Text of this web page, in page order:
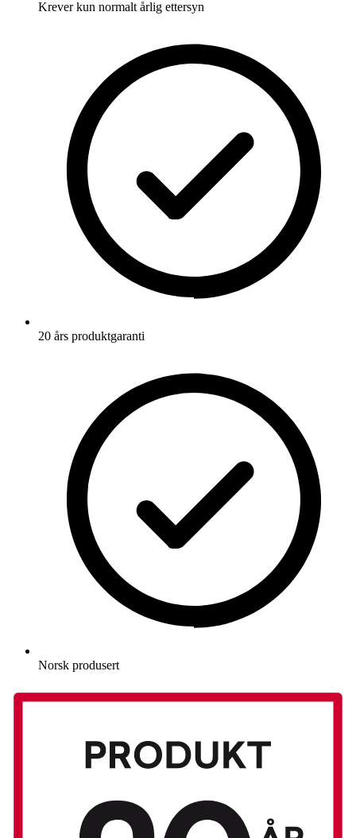
Krever kun normalt årlig ettersyn
20 års produktgaranti
Norsk produsert